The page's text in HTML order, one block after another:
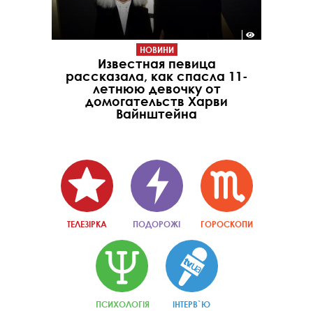
НОВИНИ
Известная певица
рассказала, как спасла 11-
летнюю девочку от
домогательств Харви
Вайнштейна
ТЕЛЕЗІРКА ПОДОРОЖІ ГОРОСКОПИ
ПСИХОЛОГІЯ ІНТЕРВ`Ю